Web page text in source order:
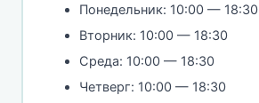
Понедельник: 10:00 — 18:30
Вторник: 10:00 — 18:30
Среда: 10:00 — 18:30
Четверг: 10:00 — 18:30